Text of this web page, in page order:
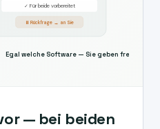
✓ Für beide vorbereitet
⏸ Rückfrage → an Sie
Egal welche Software — Sie geben frei
— bei beiden